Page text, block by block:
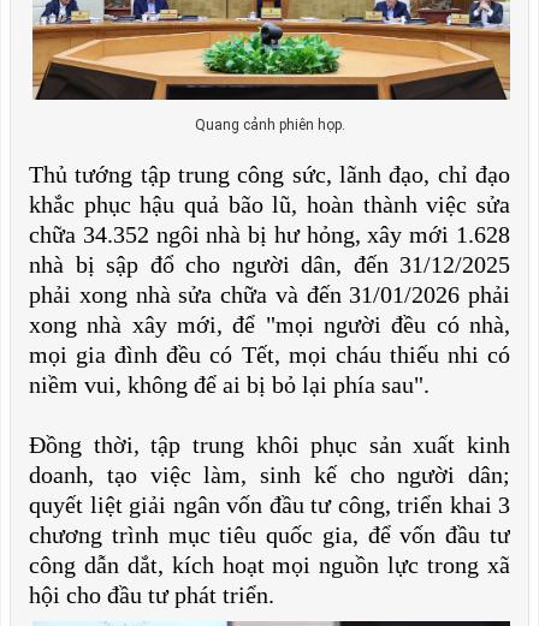
Quang cảnh phiên họp.
Thủ tướng tập trung công sức, lãnh đạo, chỉ đạo
khắc phục hậu quả bão lũ, hoàn thành việc sửa
chữa 34.352 ngôi nhà bị hư hỏng, xây mới 1.628
nhà bị sập đổ cho người dân, đến 31/12/2025
phải xong nhà sửa chữa và đến 31/01/2026 phải
xong nhà xây mới, để "mọi người đều có nhà,
mọi gia đình đều có Tết, mọi cháu thiếu nhi có
niềm vui, không để ai bị bỏ lại phía sau".
Đồng thời, tập trung khôi phục sản xuất kinh
doanh, tạo việc làm, sinh kế cho người dân;
quyết liệt giải ngân vốn đầu tư công, triển khai 3
chương trình mục tiêu quốc gia, để vốn đầu tư
công dẫn dắt, kích hoạt mọi nguồn lực trong xã
hội cho đầu tư phát triển.